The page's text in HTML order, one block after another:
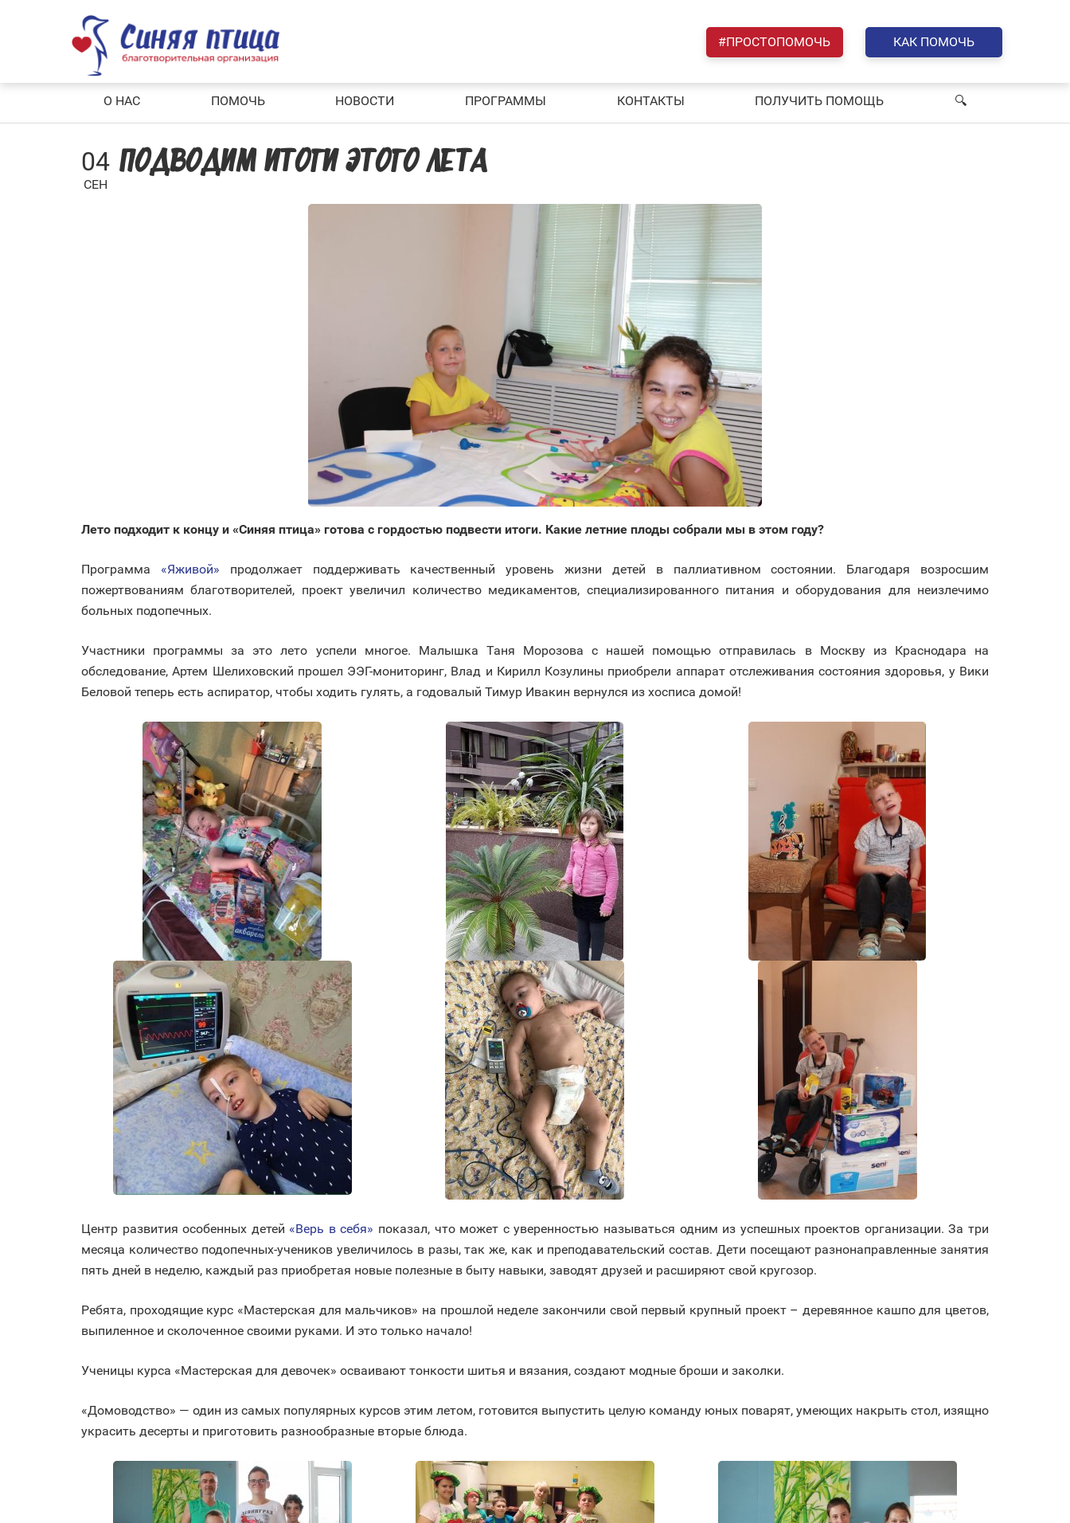
#ПРОСТОПОМОЧЬ КАК ПОМОЧЬ
О НАС ПОМОЧЬ НОВОСТИ ПРОГРАММЫ КОНТАКТЫ ПОЛУЧИТЬ ПОМОЩЬ 🔍︎
04
СЕН
ПОДВОДИМ ИТОГИ ЭТОГО ЛЕТА
Лето подходит к концу и «Синяя птица» готова с гордостью подвести итоги. Какие летние плоды собрали мы в этом году?
Программа «Яживой» продолжает поддерживать качественный уровень жизни детей в паллиативном состоянии. Благодаря возросшим
пожертвованиям благотворителей, проект увеличил количество медикаментов, специализированного питания и оборудования для неизлечимо
больных подопечных.
Участники программы за это лето успели многое. Малышка Таня Морозова с нашей помощью отправилась в Москву из Краснодара на
обследование, Артем Шелиховский прошел ЭЭГ-мониторинг, Влад и Кирилл Козулины приобрели аппарат отслеживания состояния здоровья, у Вики
Беловой теперь есть аспиратор, чтобы ходить гулять, а годовалый Тимур Ивакин вернулся из хосписа домой!
Центр развития особенных детей «Верь в себя» показал, что может с уверенностью называться одним из успешных проектов организации. За три
месяца количество подопечных-учеников увеличилось в разы, так же, как и преподавательский состав. Дети посещают разнонаправленные занятия
пять дней в неделю, каждый раз приобретая новые полезные в быту навыки, заводят друзей и расширяют свой кругозор.
Ребята, проходящие курс «Мастерская для мальчиков» на прошлой неделе закончили свой первый крупный проект – деревянное кашпо для цветов,
выпиленное и сколоченное своими руками. И это только начало!
Ученицы курса «Мастерская для девочек» осваивают тонкости шитья и вязания, создают модные броши и заколки.
«Домоводство» — один из самых популярных курсов этим летом, готовится выпустить целую команду юных поварят, умеющих накрыть стол, изящно
украсить десерты и приготовить разнообразные вторые блюда.